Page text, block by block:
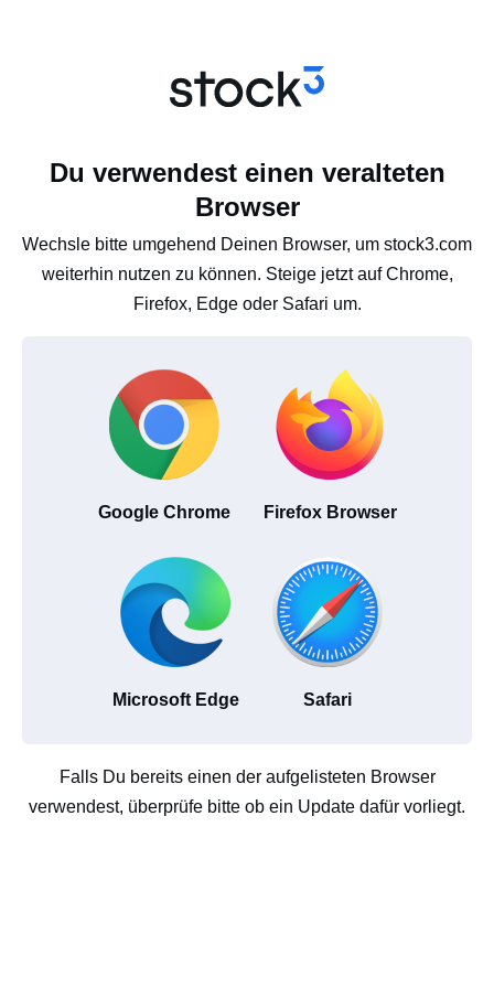
Du verwendest einen veralteten
Browser
Wechsle bitte umgehend Deinen Browser, um stock3.com
weiterhin nutzen zu können. Steige jetzt auf Chrome,
Firefox, Edge oder Safari um.
Google Chrome Firefox Browser
Microsoft Edge Safari
Falls Du bereits einen der aufgelisteten Browser
verwendest, überprüfe bitte ob ein Update dafür vorliegt.